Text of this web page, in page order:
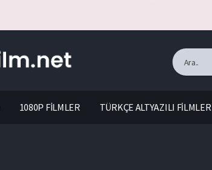
1080P FİLMLER TÜRKÇE ALTYAZILI FİLMLER